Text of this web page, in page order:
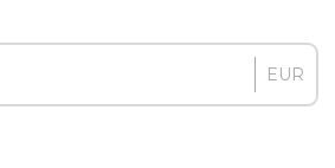
EUR